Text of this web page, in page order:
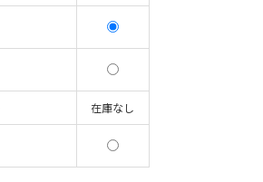
在庫なし